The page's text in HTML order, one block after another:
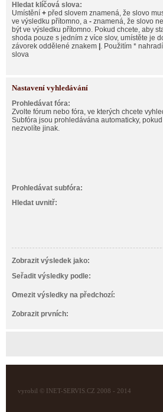
Hledat klíčová slova:
Umístění + před slovem znamená, že slovo
ve výsledku přítomno, a - znamená, že slovo
být ve výsledku přítomno. Pokud chcete, aby
shoda pouze s jedním z více slov, umístěte je
závorek oddělené znakem . Použitím *
slova
Nastavení vyhledávání
Prohledávat fóra:
Zvolte fórum nebo fóra, ve kterých chcete
Subfóra jsou prohledávána automaticky, pokud
nezvolíte jinak.
Prohledávat subfóra:
Hledat uvnitř:
Zobrazit výsledek jako:
Seřadit výsledky podle:
Omezit výsledky na předchozí:
Zobrazit prvních:
vyrobil © INET-SERVIS.CZ 2008 - 2014